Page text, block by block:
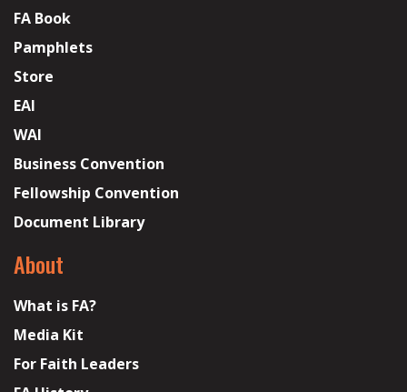
FA Book
Pamphlets
Store
EAI
WAI
Business Convention
Fellowship Convention
Document Library
About
What is FA?
Media Kit
For Faith Leaders